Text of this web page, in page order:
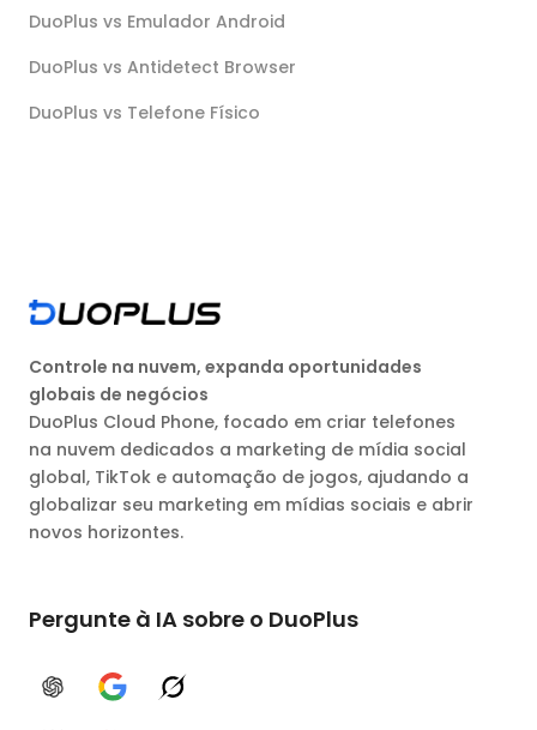
DuoPlus vs Emulador Android
DuoPlus vs Antidetect Browser
DuoPlus vs Telefone Físico
Controle na nuvem, expanda oportunidades
globais de negócios
DuoPlus Cloud Phone, focado em criar telefones
na nuvem dedicados a marketing de mídia social
global, TikTok e automação de jogos, ajudando a
globalizar seu marketing em mídias sociais e abrir
novos horizontes.
Pergunte à IA sobre o DuoPlus
ChatGPTGoogle AIGrok